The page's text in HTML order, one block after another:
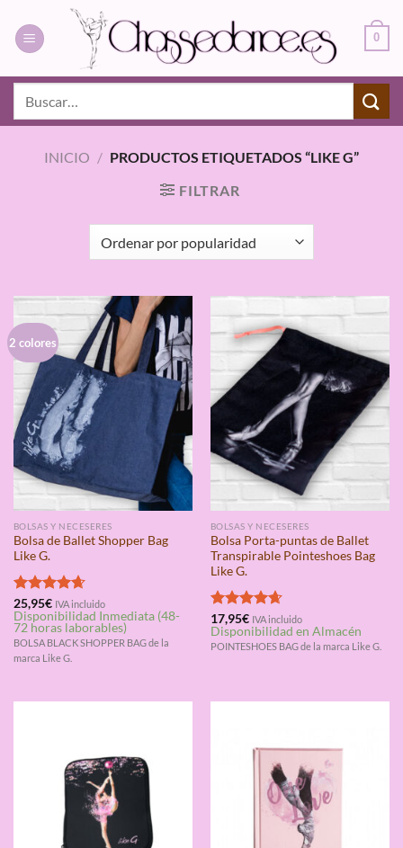
contenido
0
INICIO / PRODUCTOS ETIQUETADOS “LIKE G”
FILTRAR
2 colores
BOLSAS Y NECESERES
Bolsa de Ballet Shopper Bag
Like G.
Valorado
con4.67
de 5
25,95€ IVA incluido
Disponibilidad Inmediata (48-
72 horas laborables)
BOLSA BLACK SHOPPER BAG de la
marca Like G.
BOLSAS Y NECESERES
Bolsa Porta-puntas de Ballet
Transpirable Pointeshoes Bag
Like G.
Valorado
con4.67
de 5
17,95€ IVA incluido
Disponibilidad en Almacén
POINTESHOES BAG de la marca Like G.